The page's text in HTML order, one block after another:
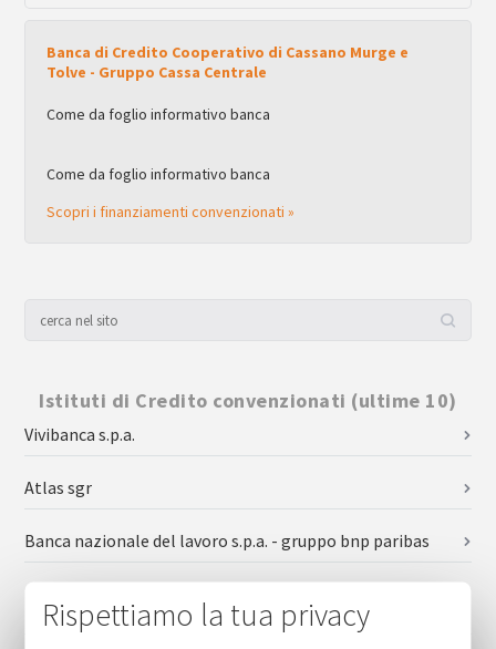
Banca di Credito Cooperativo di Cassano Murge e
Tolve - Gruppo Cassa Centrale
Come da foglio informativo banca
Come da foglio informativo banca
Scopri i finanziamenti convenzionati »
Istituti di Credito convenzionati (ultime 10)
Vivibanca s.p.a.
Atlas sgr
Banca nazionale del lavoro s.p.a. - gruppo bnp paribas
iccrea
Rispettiamo la tua privacy